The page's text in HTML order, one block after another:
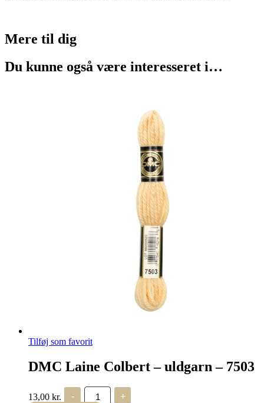
Mere til dig
Du kunne også være interesseret i…
Tilføj som favorit
DMC Laine Colbert – uldgarn – 7503
13,00 kr. -
DMC
Laine
+